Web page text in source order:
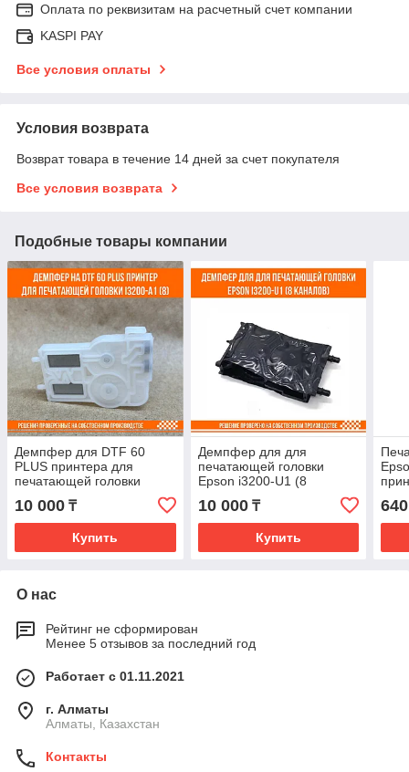
Оплата по реквизитам на расчетный счет компании
KASPI PAY
Все условия оплаты
Условия возврата
Возврат товара в течение 14 дней за счет покупателя
Все условия возврата
Подобные товары компании
Демпфер для DTF 60
PLUS принтера для
печатающей головки
Epson i3200-a1 (8)
10 000 ₸
Купить
Демпфер для для
печатающей головки
Epson i3200-U1 (8
10 000₸
Купить
О нас
Рейтинг не сформирован
Менее 5 отзывов за последний год
Работает с 01.11.2021
г. Алматы
Алматы, Казахстан
Контакты